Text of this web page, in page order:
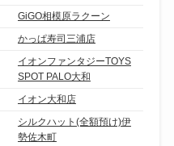
GiGO相模原ラクーン
かっぱ寿司三浦店
イオンファンタジーTOYS
SPOT PALO大和
イオン大和店
シルクハット(全額預け)伊
勢佐木町